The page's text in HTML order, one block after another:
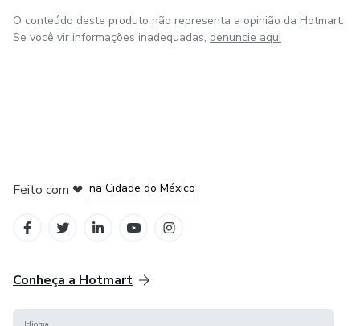
O conteúdo deste produto não representa a opinião da Hotmart.
Se você vir informações inadequadas, denuncie aqui
Feito com ❤ na Cidade do México
Conheça a Hotmart